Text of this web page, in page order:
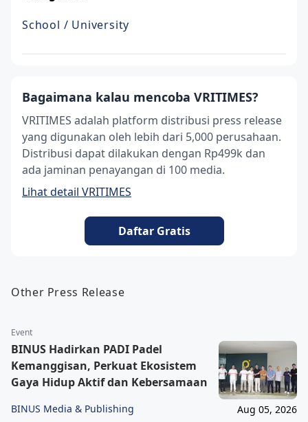
School / University
Bagaimana kalau mencoba VRITIMES?
VRITIMES adalah platform distribusi press release
yang digunakan oleh lebih dari 5,000 perusahaan.
Distribusi dapat dilakukan dengan Rp499k dan
ada jaminan penayangan di 100 media.
Lihat detail VRITIMES
Daftar Gratis
Other Press Release
Event
BINUS Hadirkan PADI Padel
Kemanggisan, Perkuat Ekosistem
Gaya Hidup Aktif dan Kebersamaan
BINUS Media & Publishing Aug 05, 2026